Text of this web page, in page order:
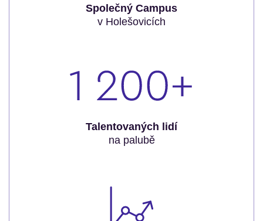
Společný Campus
v Holešovicích
Talentovaných lidí
na palubě